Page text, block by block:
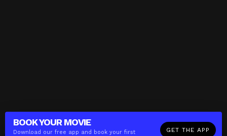
BOOK YOUR MOVIE
Download our free app and book your first
GET THE APP